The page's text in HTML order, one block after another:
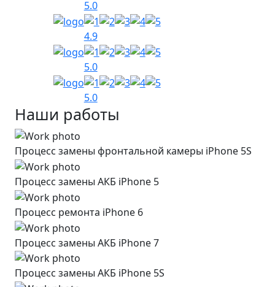
5.0
4.9
5.0
5.0
Наши работы
Процесс замены фронтальной камеры iPhone 5S
Процесс замены АКБ iPhone 5
Процесс ремонта iPhone 6
Процесс замены АКБ iPhone 7
Процесс замены АКБ iPhone 5S